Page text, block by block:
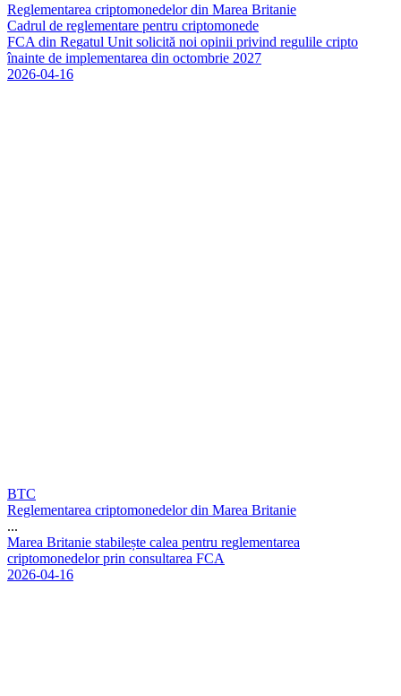
Reglementarea criptomonedelor din Marea Britanie
Cadrul de reglementare pentru criptomonede
FCA din Regatul Unit solicită noi opinii privind regulile cripto
înainte de implementarea din octombrie 2027
2026-04-16
BTC
Reglementarea criptomonedelor din Marea Britanie
...
Marea Britanie stabilește calea pentru reglementarea
criptomonedelor prin consultarea FCA
2026-04-16